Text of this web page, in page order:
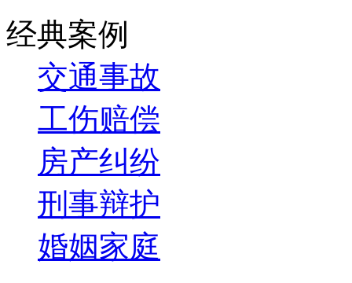
经典案例
交通事故
工伤赔偿
房产纠纷
刑事辩护
婚姻家庭